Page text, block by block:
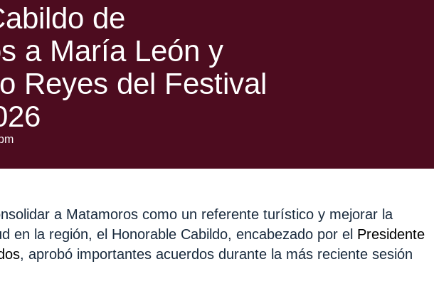
de
a María León y
Reyes del Festival
a Matamoros como un referente turístico y mejorar la
en la región, el Honorable Cabildo, encabezado por el Presidente
, aprobó importantes acuerdos durante la más reciente sesión